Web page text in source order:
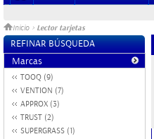
Inicio > Lector tarjetas
REFINAR BÚSQUEDA
Marcas
TOOQ (9)
VENTION (7)
APPROX (3)
TRUST (2)
SUPERGRASS (1)